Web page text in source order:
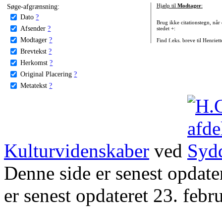
Søge-afgrænsning:
Dato ?
Afsender ?
Modtager ?
Brevtekst ?
Herkomst ?
Original Placering ?
Metatekst ?
Hjælp til Modtager:
Brug ikke citationstegn, når
stedet +:
Find f.eks. breve til
Kulturvidenskaber ved
Denne side er senest
er senest opdateret 23.